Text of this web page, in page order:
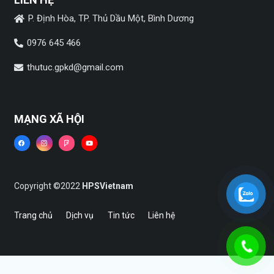
P. Định Hòa, TP. Thủ Dầu Một, Bình Dương
0976 645 466
thutuc.gpkd@gmail.com
MẠNG XÃ HỘI
Copyright ©2022 HPSVietnam
Trang chủ Dịch vụ Tin tức Liên hệ